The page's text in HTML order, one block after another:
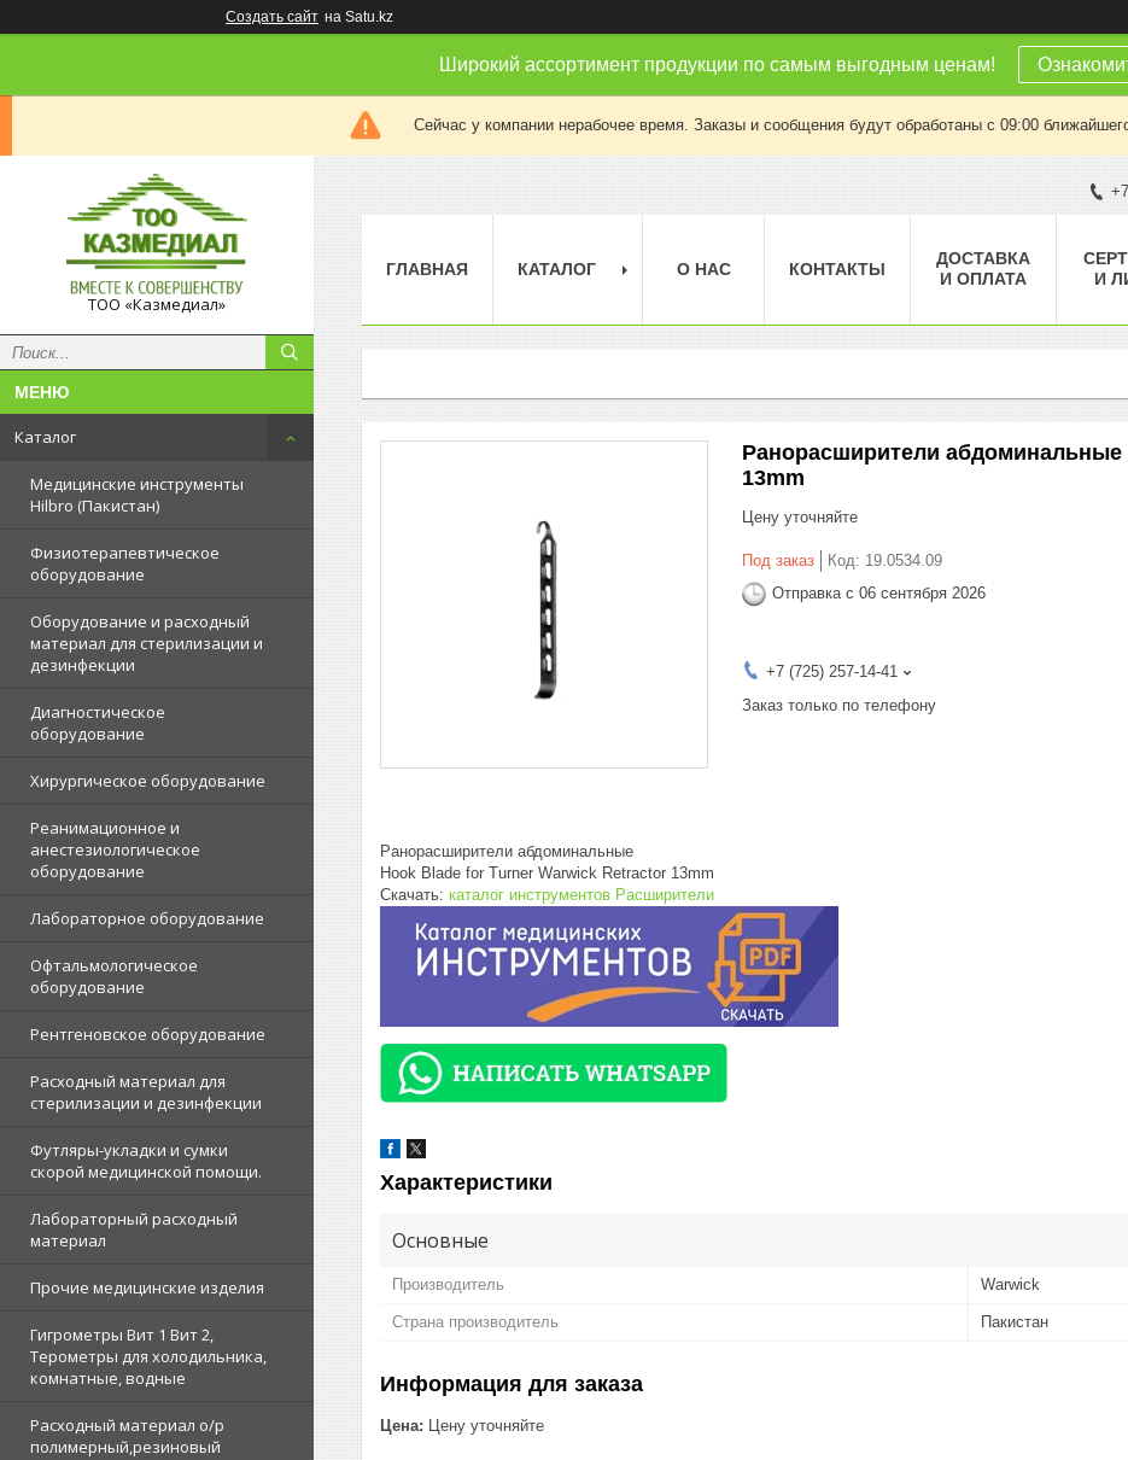
Создать сайт на Satu.kz
Широкий ассортимент продукции по самым выгодным ценам!
Сейчас у компании нерабочее время. Заказы и сообщения будут обработаны с 09:00
ТОО «Казмедиал»
Каталог
Медицинские инструменты
Hilbro (Пакистан)
Физиотерапевтическое
оборудование
Оборудование и расходный
материал для стерилизации и
дезинфекции
Диагностическое
оборудование
Хирургическое оборудование
Реанимационное и
анестезиологическое
оборудование
Лабораторное оборудование
Офтальмологическое
оборудование
Рентгеновское оборудование
Расходный материал для
стерилизации и дезинфекции
Футляры-укладки и сумки
скорой медицинской помощи.
Лабораторный расходный
материал
Прочие медицинские изделия
Гигрометры Вит 1 Вит 2,
Терометры для холодильника,
комнатные, водные
Расходный материал о/р
полимерный,резиновый
ГЛАВНАЯ КАТАЛОГ О НАС КОНТАКТЫ
ДОСТАВКА
И ОПЛАТА
И
Ранорасширители
13mm
Цену уточняйте
Под заказ Код: 19.0534.09
Отправка с 06 сентября 2026
+7 (725) 257-14-41
Заказ только по телефону
Ранорасширители абдоминальные
Hook Blade for Turner Warwick Retractor 13mm
Скачать: каталог инструментов Расширители
Характеристики
Основные
Производитель Warwick
Страна производитель Пакистан
Информация для заказа
Цена: Цену уточняйте